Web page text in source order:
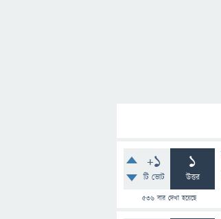
+1
টি ভোট
1
উত্তর
536 বার দেখা হয়েছে